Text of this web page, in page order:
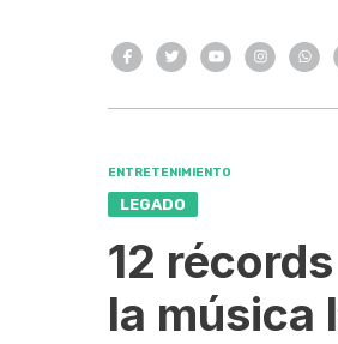
ENTRETENIMIENTO
LEGADO
12
la música